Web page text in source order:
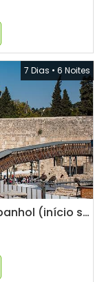
7 Dias • 6 Noites
Israel Fascinante - Saídas em espanhol (início sábados)